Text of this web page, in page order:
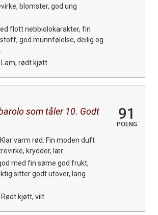
blomster, god ung
flott nebbiolokarakter, fin
god munnfølelse, deilig og
Lam, rødt kjøtt.
som tåler 10. Godt
91
POENG
Klar varm rød. Fin moden duft
krydder, lær.
med fin søme god frukt,
sitter godt utover, lang
Rødt kjøtt, vilt.